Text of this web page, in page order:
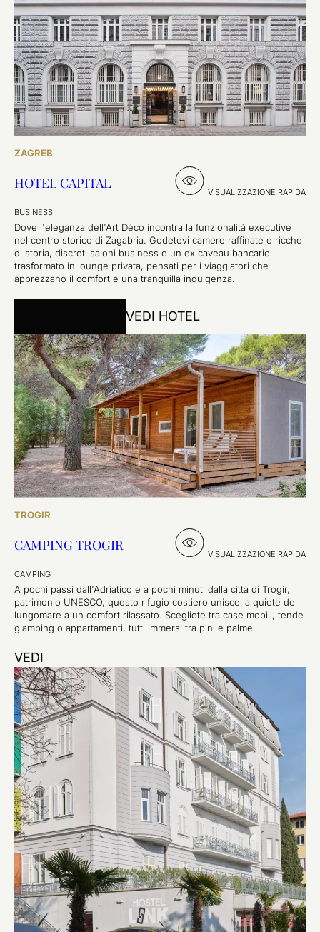
ZAGREB
HOTEL CAPITAL
VISUALIZZAZIONE RAPIDA
BUSINESS
Dove l'eleganza dell'Art Déco incontra la funzionalità executive
nel centro storico di Zagabria. Godetevi camere raffinate e ricche
di storia, discreti saloni business e un ex caveau bancario
trasformato in lounge privata, pensati per i viaggiatori che
apprezzano il comfort e una tranquilla indulgenza.
VEDI HOTEL
TROGIR
CAMPING TROGIR
VISUALIZZAZIONE RAPIDA
CAMPING
A pochi passi dall'Adriatico e a pochi minuti dalla città di Trogir,
patrimonio UNESCO, questo rifugio costiero unisce la quiete del
lungomare a un comfort rilassato. Scegliete tra case mobili, tende
glamping o appartamenti, tutti immersi tra pini e palme.
VEDI